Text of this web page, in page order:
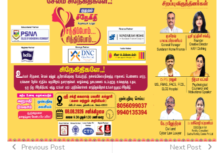
Previous Post Next Post